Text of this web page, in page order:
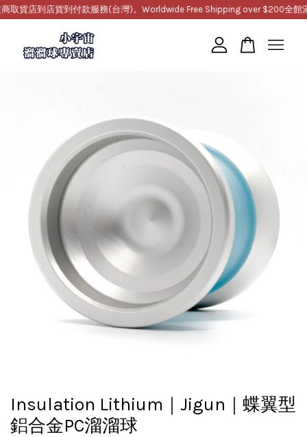
貨店到店貨到付款服務(台灣)。Worldwide Free Shipping over $200全館滿
Insulation Lithium｜Jigun｜蝶翼型
鋁合金PC溜溜球